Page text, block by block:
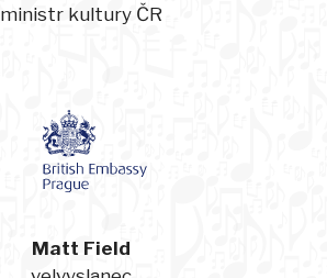
ministr kultury ČR
Matt Field